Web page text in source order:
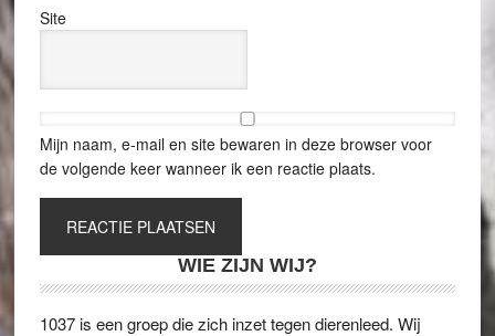
Site
Mijn naam, e-mail en site bewaren in deze browser voor
de volgende keer wanneer ik een reactie plaats.
WIE ZIJN WIJ?
1037 is een groep die zich inzet tegen dierenleed. Wij